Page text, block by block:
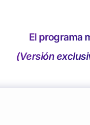
El programa
(Versión